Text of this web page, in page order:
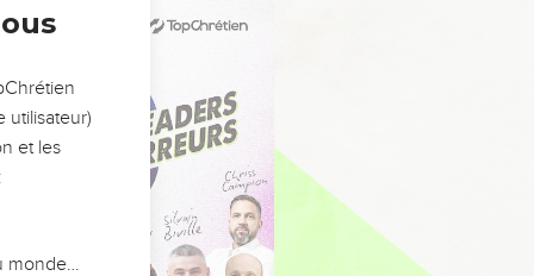
utilisateur)
et les
monde…